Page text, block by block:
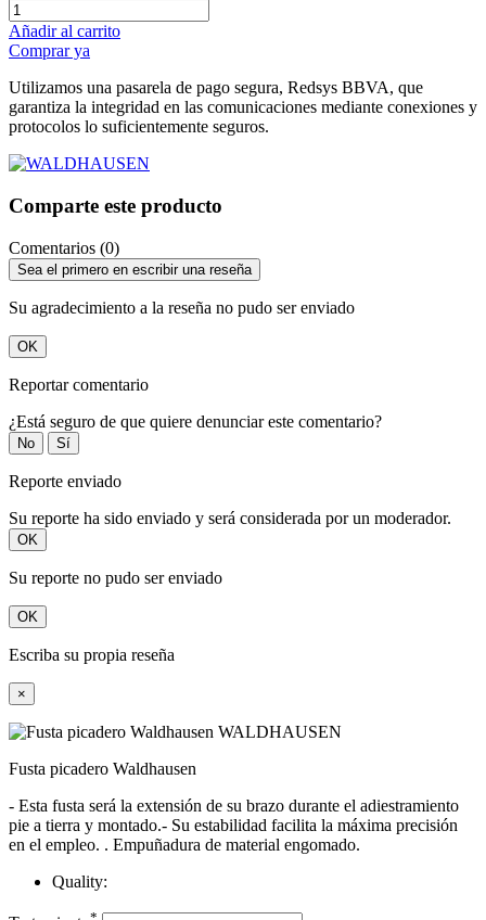
Añadir al carrito
Comprar ya
Utilizamos una pasarela de pago segura, Redsys BBVA, que
garantiza la integridad en las comunicaciones mediante conexiones y
protocolos lo suficientemente seguros.
Comparte este producto
Comentarios (0)
Sea el primero en escribir una reseña
Su agradecimiento a la reseña no pudo ser enviado
OK
Reportar comentario
¿Está seguro de que quiere denunciar este comentario?
No Sí
Reporte enviado
Su reporte ha sido enviado y será considerada por un moderador.
OK
Su reporte no pudo ser enviado
OK
Escriba su propia reseña
×
Fusta picadero Waldhausen
- Esta fusta será la extensión de su brazo durante el adiestramiento
pie a tierra y montado.- Su estabilidad facilita la máxima precisión
en el empleo. . Empuñadura de material engomado.
Quality: